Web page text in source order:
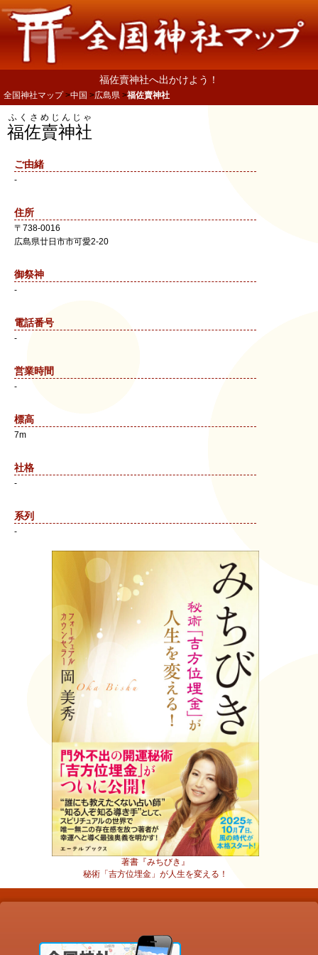
福佐賣神社へ出かけよう！
全国神社マップ 中国 広島県 福佐賣神社
福佐賣神社
ふくさめじんじゃ
ご由緒
-
住所
〒 738-0016
広島県廿日市市可愛2-20
御祭神
-
電話番号
-
営業時間
-
標高
7m
社格
-
系列
-
著書『みちびき』
秘術「吉方位埋金」が人生を変える！